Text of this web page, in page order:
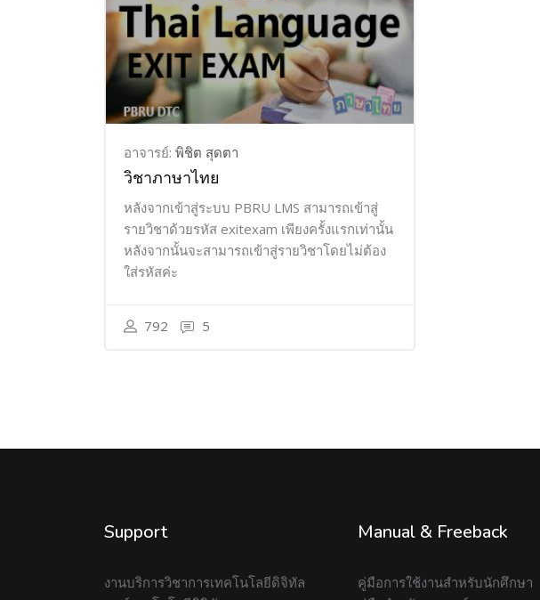
อาจารย์: พิชิต สุดตา
วิชาภาษาไทย
หลังจากเข้าสู่ระบบ PBRU LMS สามารถเข้าสู่
รายวิชาด้วยรหัส exitexam เพียงครั้งแรกเท่านั้น
หลังจากนั้นจะสามารถเข้าสู่รายวิชาโดยไม่ต้อง
ใส่รหัสค่ะ
792 5
Support
งานบริการวิชาการเทคโนโลยีดิจิทัล
Manual & Freeback
คู่มือการใช้งานสำหรับนักศึกษา